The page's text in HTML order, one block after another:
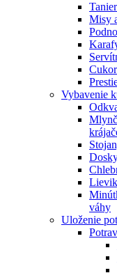
Misy
Vybavenie
váhy
Uloženie